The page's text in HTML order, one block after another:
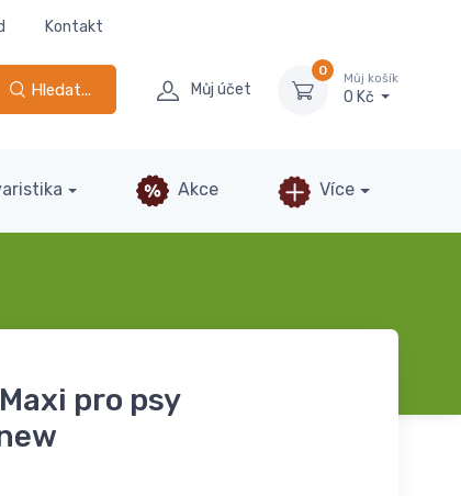
Kontakt
Hledat... Můj účet
0
Můj košík
0 Kč
Akce Více
pro psy